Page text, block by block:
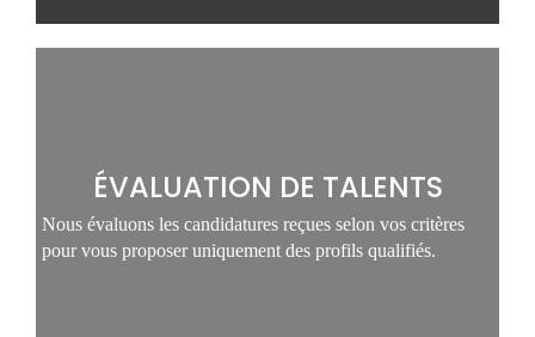
ÉVALUATION DE TALENTS
Nous évaluons les candidatures reçues selon vos critères
pour vous proposer uniquement des profils qualifiés.